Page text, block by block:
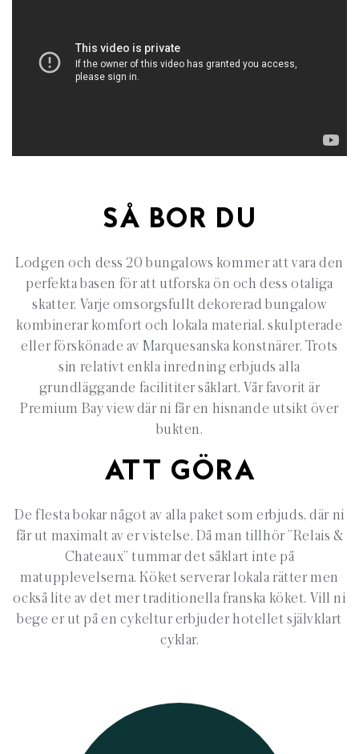
SÅ BOR DU
Lodgen och dess 20 bungalows kommer att vara den
perfekta basen för att utforska ön och dess otaliga
skatter. Varje omsorgsfullt dekorerad bungalow
kombinerar komfort och lokala material, skulpterade
eller förskönade av Marquesanska konstnärer. Trots
sin relativt enkla inredning erbjuds alla
grundläggande facilititer såklart. Vår favorit är
Premium Bay view där ni får en hisnande utsikt över
bukten.
ATT GÖRA
De flesta bokar något av alla paket som erbjuds, där ni
får ut maximalt av er vistelse. Då man tillhör ”Relais &
Chateaux” tummar det såklart inte på
matupplevelserna. Köket serverar lokala rätter men
också lite av det mer traditionella franska köket. Vill ni
bege er ut på en cykeltur erbjuder hotellet självklart
cyklar.